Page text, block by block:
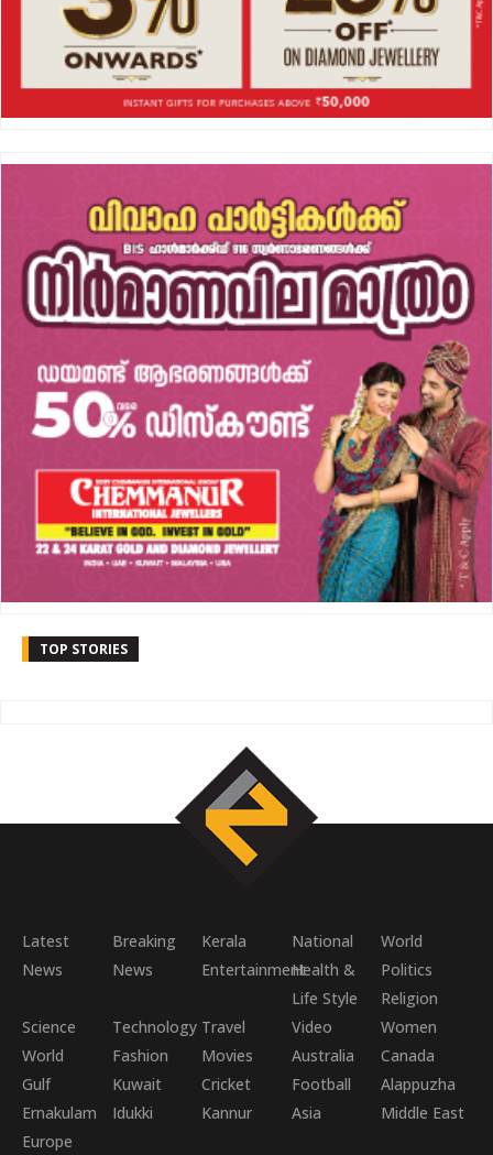
TOP STORIES
Latest
News
Breaking
News
Kerala National
World
EntertainmentHealth &
Life Style
Politics
Religion
Science
World
Technology Travel Video
Women
Fashion
Movies Australia
Canada
Gulf
Kuwait Cricket Football
Alappuzha
Ernakulam
Idukki Kannur Asia
Middle East
Europe